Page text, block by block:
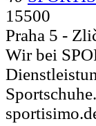
15500
Praha 5 -
Wir bei